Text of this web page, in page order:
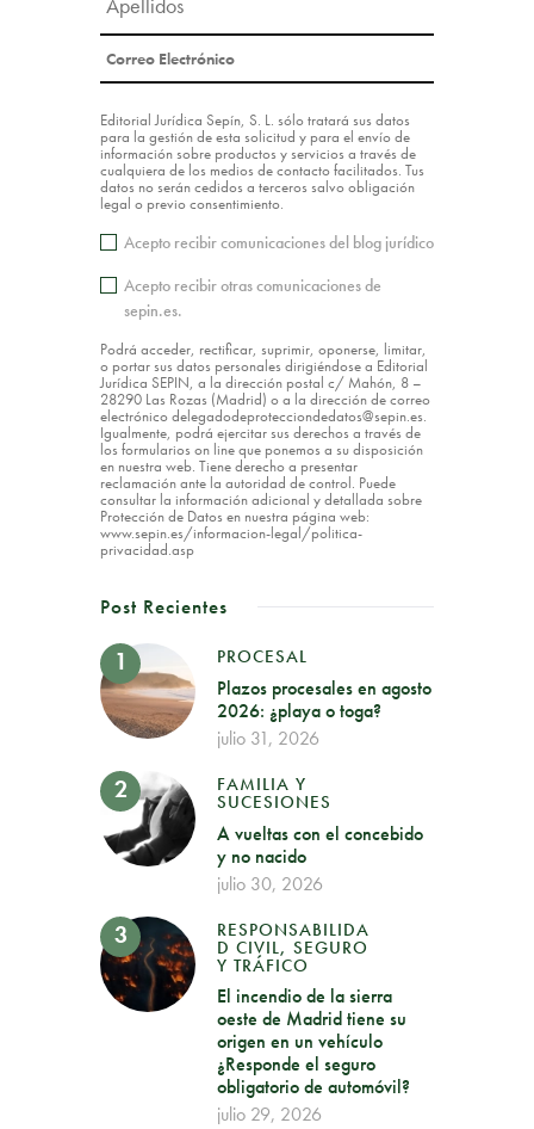
Editorial Jurídica Sepín, S. L. sólo tratará sus datos
para la gestión de esta solicitud y para el envío de
información sobre productos y servicios a través de
cualquiera de los medios de contacto facilitados. Tus
datos no serán cedidos a terceros salvo obligación
legal o previo consentimiento.
Acepto recibir comunicaciones del blog jurídico
Acepto recibir otras comunicaciones de
sepin.es.
Podrá acceder, rectificar, suprimir, oponerse, limitar,
o portar sus datos personales dirigiéndose a Editorial
Jurídica SEPIN, a la dirección postal c/ Mahón, 8 –
28290 Las Rozas (Madrid) o a la dirección de correo
electrónico delegadodeprotecciondedatos@sepin.es.
Igualmente, podrá ejercitar sus derechos a través de
los formularios on line que ponemos a su disposición
en nuestra web. Tiene derecho a presentar
reclamación ante la autoridad de control. Puede
consultar la información adicional y detallada sobre
Protección de Datos en nuestra página web:
www.sepin.es/informacion-legal/politica-
privacidad.asp
Post Recientes
PROCESAL
Plazos procesales en agosto
2026: ¿playa o toga?
julio 31, 2026
FAMILIA Y
SUCESIONES
A vueltas con el concebido
y no nacido
julio 30, 2026
RESPONSABILIDA
D CIVIL, SEGURO
Y TRÁFICO
El incendio de la sierra
oeste de Madrid tiene su
origen en un vehículo
¿Responde el seguro
obligatorio de automóvil?
julio 29, 2026